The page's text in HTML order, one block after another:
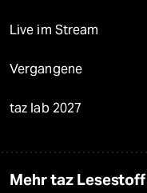
Live im Stream
Vergangene
taz lab 2027
Mehr taz Lesestoff